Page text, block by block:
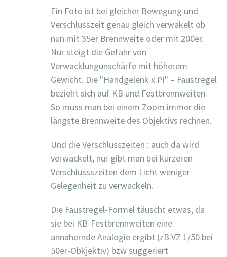
Ein Foto ist bei gleicher Bewegung und
Verschlusszeit genau gleich verwakelt ob
nun mit 35er Brennweite oder mit 200er.
Nur steigt die Gefahr von
Verwacklungunschärfe mit höherem
Gewicht. Die "Handgelenk x Pi" – Faustregel
bezieht sich auf KB und Festbrennweiten.
So muss man bei einem Zoom immer die
längste Brennweite des Objektivs rechnen.
Und die Verschlusszeiten : auch da wird
verwackelt, nur gibt man bei kürzeren
Verschlussszeiten dem Licht weniger
Gelegenheit zu verwackeln.
Die Faustregel-Formel täuscht etwas, da
sie bei KB-Festbrennweiten eine
annähernde Analogie ergibt (zB VZ 1/50 bei
50er-Obkjektiv) bzw suggeriert.